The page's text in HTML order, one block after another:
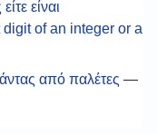
είναι
digit of an integer or a
από παλέτες —